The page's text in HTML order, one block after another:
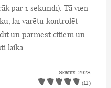
par 1 sekundi). Tā vien
lai varētu kontrolēt
un pārmest citiem un
laikā.
Skatīts: 2928
(11)